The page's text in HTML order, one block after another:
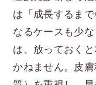
は「成長するま
なるケースも少
は、放っておく
かねません。皮